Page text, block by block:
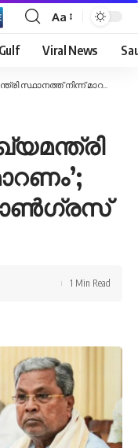
Font
Resizer
Aa
Gulf Viral News
മാറണം’; ആവശ്യപ്പെട്ട് കോണ്‍ഗ്രസ് ഹൈക്കമാന്‍ഡ്
1 Min Read